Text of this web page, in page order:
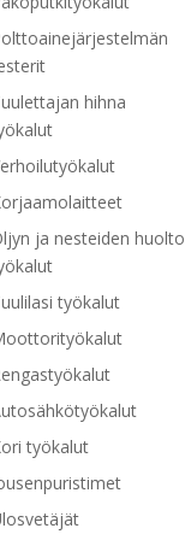
hihna
ja nesteiden huolto
työkalut
työkalut